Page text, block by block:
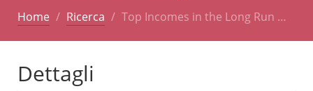
Home Ricerca Top Incomes in the Long Run …
Dettagli